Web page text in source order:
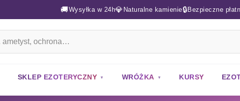
🚚Wysyłka w 24h💎 Naturalne kamienie🔒 Bezpieczne
SKLEP EZOTERYCZNY WRÓŻKA KURSY